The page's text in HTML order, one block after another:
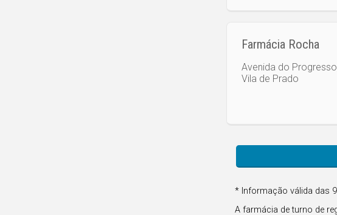
Farmácia Rocha
Avenida do
Vila de Prado
* Informação válida das
A farmácia de turno de